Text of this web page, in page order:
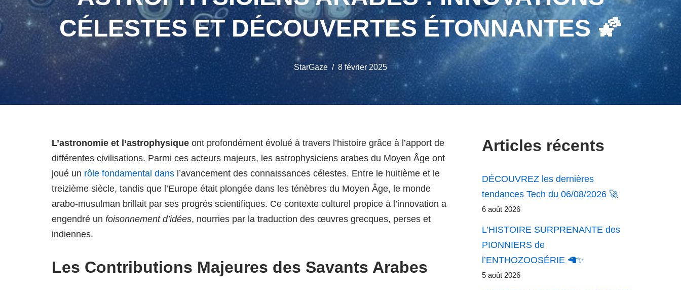
CÉLESTES ET DÉCOUVERTES ÉTONNANTES 🌠
StarGaze 8 février 2025
L’astronomie et l’astrophysique ont profondément évolué à travers l’histoire grâce à l’apport de
différentes civilisations. Parmi ces acteurs majeurs, les astrophysiciens arabes du Moyen Âge ont
joué un rôle fondamental dans l’avancement des connaissances célestes. Entre le huitième et le
treizième siècle, tandis que l’Europe était plongée dans les ténèbres du Moyen Âge, le monde
arabo-musulman brillait par ses progrès scientifiques. Ce contexte culturel propice à l’innovation a
engendré un foisonnement d’idées, nourries par la traduction des œuvres grecques, perses et
indiennes.
Les Contributions Majeures des Savants Arabes
Articles récents
DÉCOUVREZ les dernières
tendances Tech du 06/08/2026 🚀
6 août 2026
L’HISTOIRE SURPRENANTE des
PIONNIERS de
l’ENTHOZOOSÉRIE 🦙✨
5 août 2026